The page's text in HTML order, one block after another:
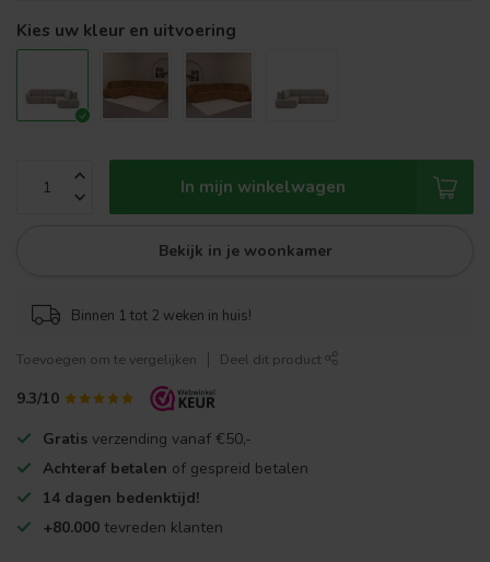
Kies uw kleur en uitvoering
In mijn winkelwagen
Bekijk in je woonkamer
Binnen 1 tot 2 weken in huis!
Toevoegen om te vergelijken Deel dit product
9.3/10
Gratis verzending vanaf €50,-
Achteraf betalen of gespreid betalen
14 dagen bedenktijd!
+80.000 tevreden klanten